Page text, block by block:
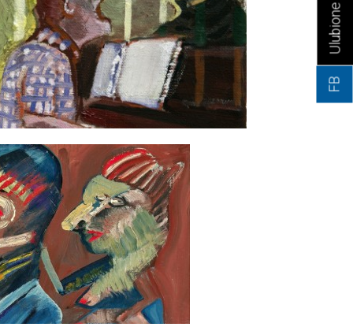
Ulubione
FB
Lekcja muzyki